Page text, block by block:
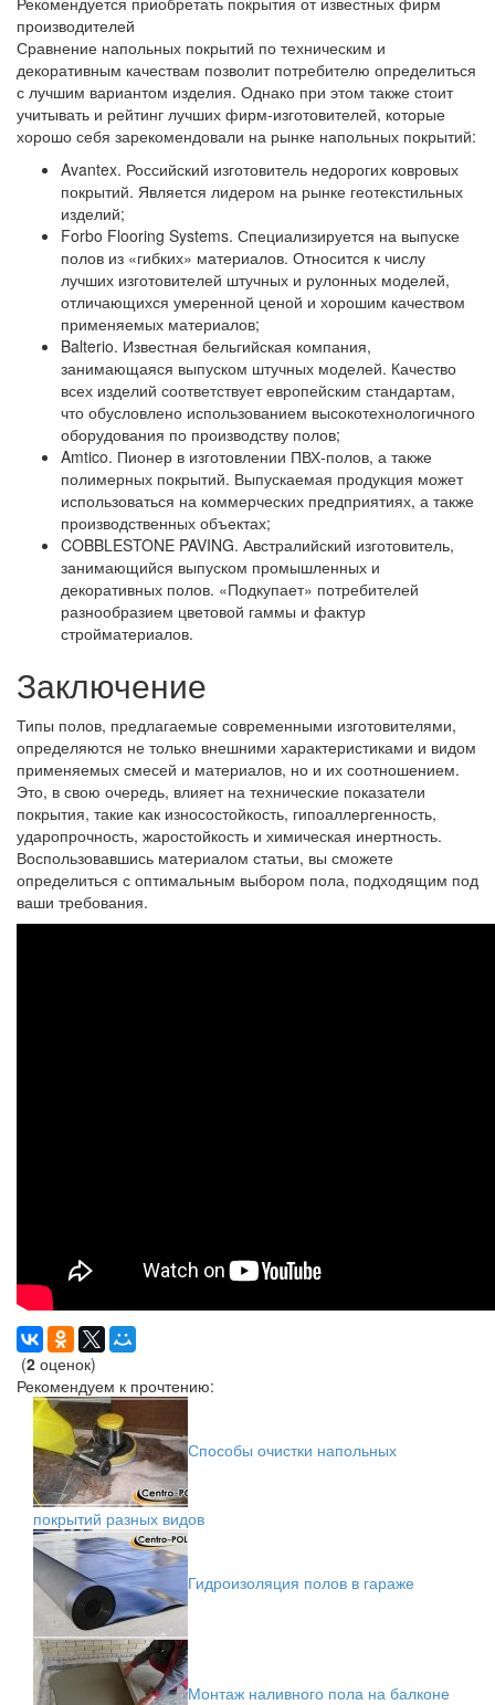
производителей
Сравнение напольных покрытий по техническим и
декоративным качествам позволит потребителю определиться
с лучшим вариантом изделия. Однако при этом также стоит
учитывать и рейтинг лучших фирм-изготовителей, которые
хорошо себя зарекомендовали на рынке напольных покрытий:
Avantex. Российский изготовитель недорогих ковровых
покрытий. Является лидером на рынке геотекстильных
изделий;
Forbo Flooring Systems. Специализируется на выпуске
полов из «гибких» материалов. Относится к числу
лучших изготовителей штучных и рулонных моделей,
отличающихся умеренной ценой и хорошим качеством
применяемых материалов;
Balterio. Известная бельгийская компания,
занимающаяся выпуском штучных моделей. Качество
всех изделий соответствует европейским стандартам,
что обусловлено использованием высокотехнологичного
оборудования по производству полов;
Amtico. Пионер в изготовлении ПВХ-полов, а также
полимерных покрытий. Выпускаемая продукция может
использоваться на коммерческих предприятиях, а также
производственных объектах;
COBBLESTONE PAVING. Австралийский изготовитель,
занимающийся выпуском промышленных и
декоративных полов. «Подкупает» потребителей
разнообразием цветовой гаммы и фактур
стройматериалов.
Заключение
Типы полов, предлагаемые современными изготовителями,
определяются не только внешними характеристиками и видом
применяемых смесей и материалов, но и их соотношением.
Это, в свою очередь, влияет на технические показатели
покрытия, такие как износостойкость, гипоаллергенность,
ударопрочность, жаростойкость и химическая инертность.
Воспользовавшись материалом статьи, вы сможете
определиться с оптимальным выбором пола, подходящим под
ваши требования.
(2 оценок)
Рекомендуем к прочтению:
Способы очистки напольных
покрытий разных видов
Гидроизоляция полов в гараже
Монтаж наливного пола на балконе